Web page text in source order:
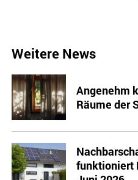
Weitere News
Angenehm
Räume der
funktioniert